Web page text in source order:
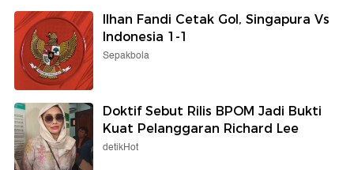
Ilhan Fandi Cetak Gol, Singapura Vs
Indonesia 1-1
Sepakbola
Doktif Sebut Rilis BPOM Jadi Bukti
Kuat Pelanggaran Richard Lee
detikHot